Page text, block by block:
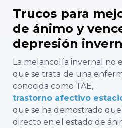
Trucos para
de ánimo y
depresión
La melancolía invernal no
que se trata de una
conocida como TAE,
trastorno afectivo
que se ha demostrado
directo en el estado de